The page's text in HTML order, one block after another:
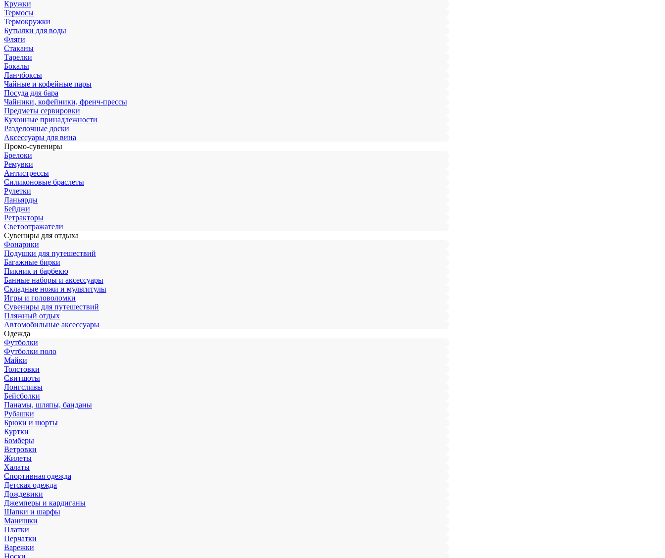
Кружки
Термосы
Термокружки
Бутылки для воды
Фляги
Стаканы
Тарелки
Бокалы
Ланчбоксы
Чайные и кофейные пары
Посуда для бара
Чайники, кофейники, френч-прессы
Предметы сервировки
Кухонные принадлежности
Разделочные доски
Аксессуары для вина
Промо-сувениры
Брелоки
Ремувки
Антистрессы
Силиконовые браслеты
Рулетки
Ланьярды
Бейджи
Ретракторы
Светоотражатели
Сувениры для отдыха
Фонарики
Подушки для путешествий
Багажные бирки
Пикник и барбекю
Банные наборы и аксессуары
Складные ножи и мультитулы
Игры и головоломки
Сувениры для путешествий
Пляжный отдых
Автомобильные аксессуары
Одежда
Футболки
Футболки поло
Майки
Толстовки
Свитшоты
Лонгсливы
Бейсболки
Панамы, шляпы, банданы
Рубашки
Брюки и шорты
Куртки
Бомберы
Ветровки
Жилеты
Халаты
Спортивная одежда
Детская одежда
Дождевики
Джемперы и кардиганы
Шапки и шарфы
Манишки
Платки
Перчатки
Варежки
Носки